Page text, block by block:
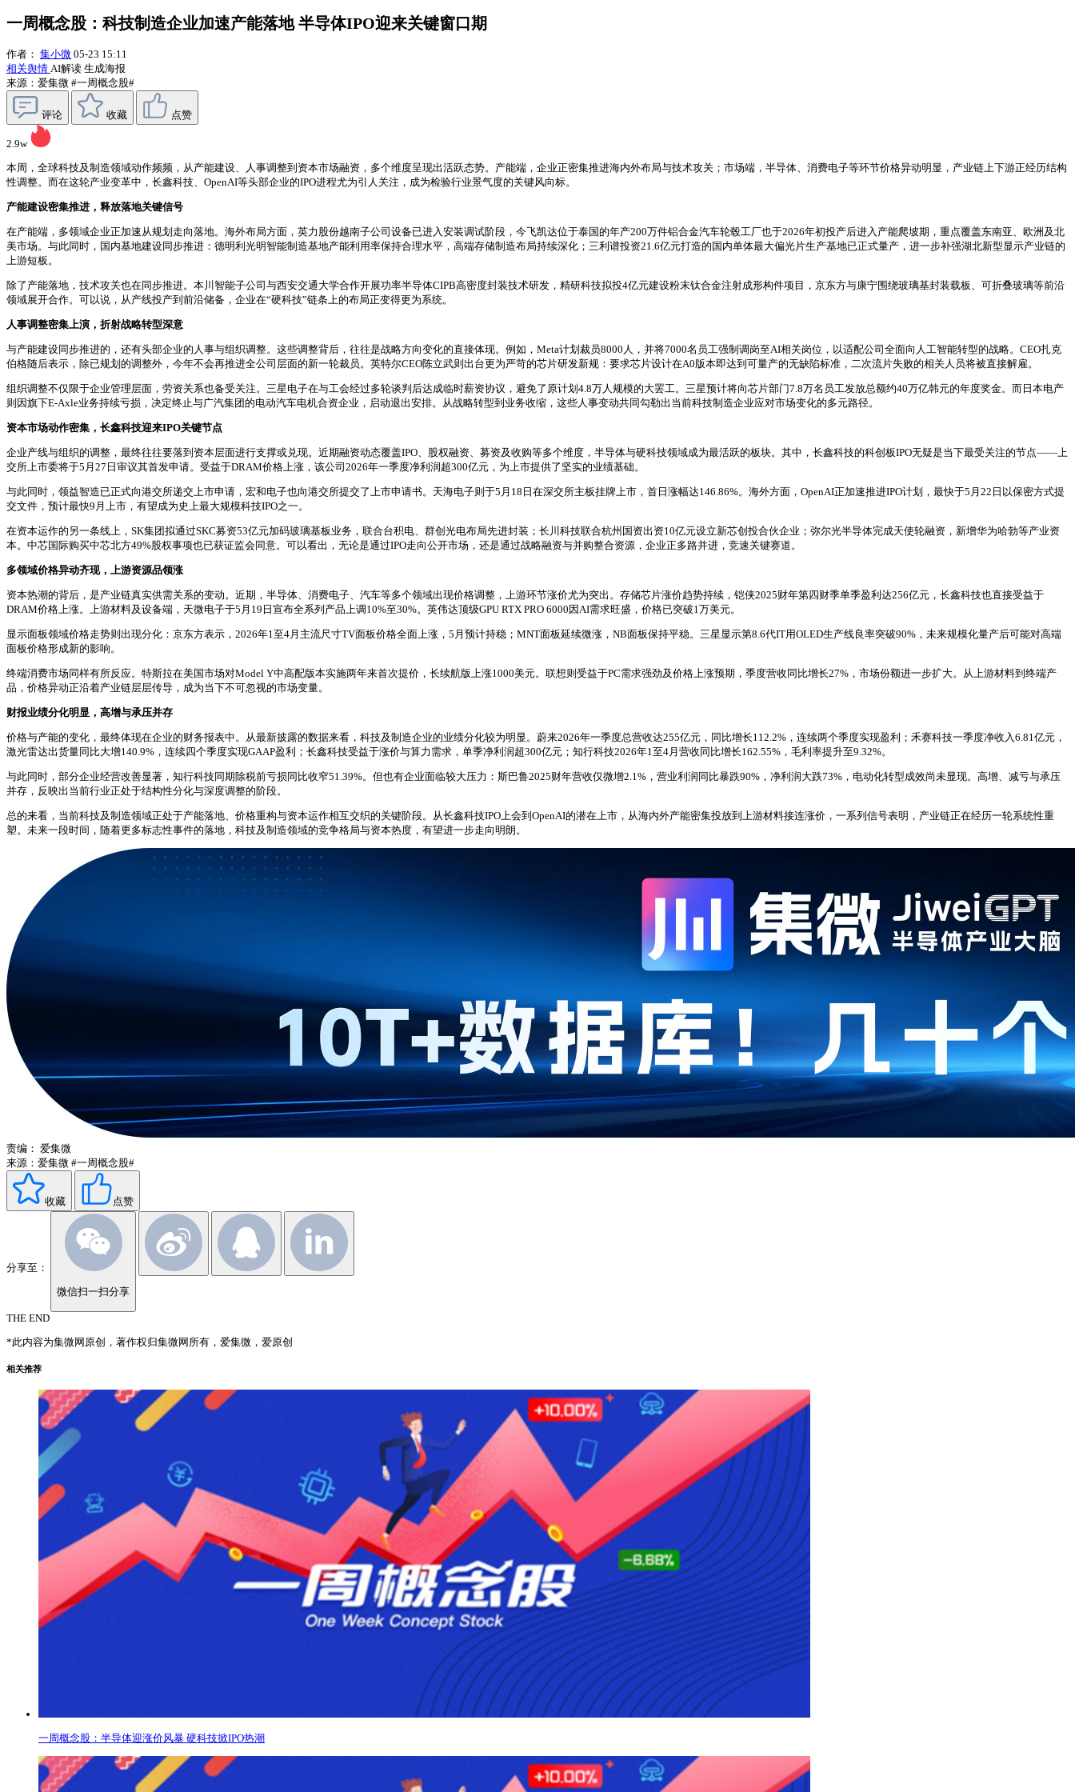
一周概念股：科技制造企业加速产能落地 半导体IPO迎来关键窗口期
作者： 集小微 05-23 15:11
相关舆情 AI解读 生成海报
来源：爱集微 #一周概念股#
评论 收藏 点赞
2.9w
本周，全球科技及制造领域动作频频，从产能建设、人事调整到资本市场融资，多个维度呈现出活跃态势。产能端，企业正密集推进海内外布局与技术攻关；市场端，半导体、消费电子等环节价格异动明显，产业链上下游正经历结构
性调整。而在这轮产业变革中，长鑫科技、OpenAI等头部企业的IPO进程尤为引人关注，成为检验行业景气度的关键风向标。
产能建设密集推进，释放落地关键信号
在产能端，多领域企业正加速从规划走向落地。海外布局方面，英力股份越南子公司设备已进入安装调试阶段，今飞凯达位于泰国的年产200万件铝合金汽车轮毂工厂也于2026年初投产后进入产能爬坡期，重点覆盖东南亚、欧洲及北
美市场。与此同时，国内基地建设同步推进：德明利光明智能制造基地产能利用率保持合理水平，高端存储制造布局持续深化；三利谱投资21.6亿元打造的国内单体最大偏光片生产基地已正式量产，进一步补强湖北新型显示产业链的
上游短板。
除了产能落地，技术攻关也在同步推进。本川智能子公司与西安交通大学合作开展功率半导体CIPB高密度封装技术研发，精研科技拟投4亿元建设粉末钛合金注射成形构件项目，京东方与康宁围绕玻璃基封装载板、可折叠玻璃等前沿
领域展开合作。可以说，从产线投产到前沿储备，企业在“硬科技”链条上的布局正变得更为系统。
人事调整密集上演，折射战略转型深意
与产能建设同步推进的，还有头部企业的人事与组织调整。这些调整背后，往往是战略方向变化的直接体现。例如，Meta计划裁员8000人，并将7000名员工强制调岗至AI相关岗位，以适配公司全面向人工智能转型的战略。CEO扎克
伯格随后表示，除已规划的调整外，今年不会再推进全公司层面的新一轮裁员。英特尔CEO陈立武则出台更为严苛的芯片研发新规：要求芯片设计在A0版本即达到可量产的无缺陷标准，二次流片失败的相关人员将被直接解雇。
组织调整不仅限于企业管理层面，劳资关系也备受关注。三星电子在与工会经过多轮谈判后达成临时薪资协议，避免了原计划4.8万人规模的大罢工。三星预计将向芯片部门7.8万名员工发放总额约40万亿韩元的年度奖金。而日本电产
则因旗下E-Axle业务持续亏损，决定终止与广汽集团的电动汽车电机合资企业，启动退出安排。从战略转型到业务收缩，这些人事变动共同勾勒出当前科技制造企业应对市场变化的多元路径。
资本市场动作密集，长鑫科技迎来IPO关键节点
企业产线与组织的调整，最终往往要落到资本层面进行支撑或兑现。近期融资动态覆盖IPO、股权融资、募资及收购等多个维度，半导体与硬科技领域成为最活跃的板块。其中，长鑫科技的科创板IPO无疑是当下最受关注的节点——上
交所上市委将于5月27日审议其首发申请。受益于DRAM价格上涨，该公司2026年一季度净利润超300亿元，为上市提供了坚实的业绩基础。
与此同时，领益智造已正式向港交所递交上市申请，宏和电子也向港交所提交了上市申请书。天海电子则于5月18日在深交所主板挂牌上市，首日涨幅达146.86%。海外方面，OpenAI正加速推进IPO计划，最快于5月22日以保密方式提
交文件，预计最快9月上市，有望成为史上最大规模科技IPO之一。
在资本运作的另一条线上，SK集团拟通过SKC募资53亿元加码玻璃基板业务，联合台积电、群创光电布局先进封装；长川科技联合杭州国资出资10亿元设立新芯创投合伙企业；弥尔光半导体完成天使轮融资，新增华为哈勃等产业资
本。中芯国际购买中芯北方49%股权事项也已获证监会同意。可以看出，无论是通过IPO走向公开市场，还是通过战略融资与并购整合资源，企业正多路并进，竞速关键赛道。
多领域价格异动齐现，上游资源品领涨
资本热潮的背后，是产业链真实供需关系的变动。近期，半导体、消费电子、汽车等多个领域出现价格调整，上游环节涨价尤为突出。存储芯片涨价趋势持续，铠侠2025财年第四财季单季盈利达256亿元，长鑫科技也直接受益于
DRAM价格上涨。上游材料及设备端，天微电子于5月19日宣布全系列产品上调10%至30%。英伟达顶级GPU RTX PRO 6000因AI需求旺盛，价格已突破1万美元。
显示面板领域价格走势则出现分化：京东方表示，2026年1至4月主流尺寸TV面板价格全面上涨，5月预计持稳；MNT面板延续微涨，NB面板保持平稳。三星显示第8.6代IT用OLED生产线良率突破90%，未来规模化量产后可能对高端
面板价格形成新的影响。
终端消费市场同样有所反应。特斯拉在美国市场对Model Y中高配版本实施两年来首次提价，长续航版上涨1000美元。联想则受益于PC需求强劲及价格上涨预期，季度营收同比增长27%，市场份额进一步扩大。从上游材料到终端产
品，价格异动正沿着产业链层层传导，成为当下不可忽视的市场变量。
财报业绩分化明显，高增与承压并存
价格与产能的变化，最终体现在企业的财务报表中。从最新披露的数据来看，科技及制造企业的业绩分化较为明显。蔚来2026年一季度总营收达255亿元，同比增长112.2%，连续两个季度实现盈利；禾赛科技一季度净收入6.81亿元，
激光雷达出货量同比大增140.9%，连续四个季度实现GAAP盈利；长鑫科技受益于涨价与算力需求，单季净利润超300亿元；知行科技2026年1至4月营收同比增长162.55%，毛利率提升至9.32%。
与此同时，部分企业经营改善显著，知行科技同期除税前亏损同比收窄51.39%。但也有企业面临较大压力：斯巴鲁2025财年营收仅微增2.1%，营业利润同比暴跌90%，净利润大跌73%，电动化转型成效尚未显现。高增、减亏与承压
并存，反映出当前行业正处于结构性分化与深度调整的阶段。
总的来看，当前科技及制造领域正处于产能落地、价格重构与资本运作相互交织的关键阶段。从长鑫科技IPO上会到OpenAI的潜在上市，从海内外产能密集投放到上游材料接连涨价，一系列信号表明，产业链正在经历一轮系统性重
塑。未来一段时间，随着更多标志性事件的落地，科技及制造领域的竞争格局与资本热度，有望进一步走向明朗。
责编： 爱集微
来源：爱集微 #一周概念股#
收藏 点赞
分享至：
微信扫一扫分享
THE END
*此内容为集微网原创，著作权归集微网所有，爱集微，爱原创
相关推荐
一周概念股：半导体迎涨价风暴 硬科技掀IPO热潮